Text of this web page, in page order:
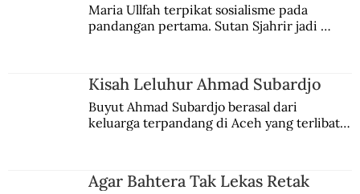
Maria Ullfah terpikat sosialisme pada
pandangan pertama. Sutan Sjahrir jadi
Kisah Leluhur Ahmad Subardjo
Buyut Ahmad Subardjo berasal dari
keluarga terpandang di Aceh yang terlibat
Agar Bahtera Tak Lekas Retak